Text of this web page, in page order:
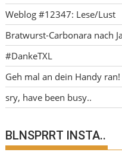
Weblog #12347: Lese/Lust
Bratwurst-Carbonara nach
#DankeTXL
Geh mal an dein Handy ran!
sry, have been busy..
BLNSPRRT INSTA..